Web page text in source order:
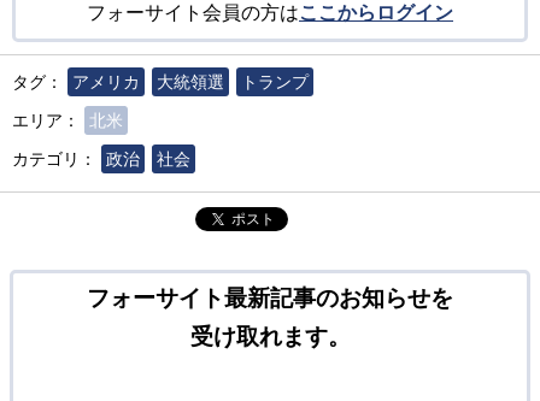
フォーサイト会員の方はここからログイン
タグ： アメリカ 大統領選
トランプ
エリア：
北米
カテゴリ：
政治 社会
ポスト
フォーサイト最新記事のお知らせを
受け取れます。